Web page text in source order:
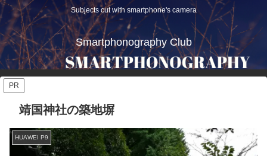
Subjects cut with smartphone's camera
Smartphonography Club
PR
靖国神社の築地塀
HUAWEI P9